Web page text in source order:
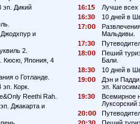
эп. Дикий
и
2.
Кюсю, Япония, 4
о Готланде.
Корк.
Reethi Rah.
Джакарта и
16:1
Лучше всех
16:3
10 дней в
17:
Мальдивы.
17:3
18:
Пеший
Бали.
18:3
10 дней в
19:
Дэн и
эп.
19:3
Всемирное
Луксорский
2
: